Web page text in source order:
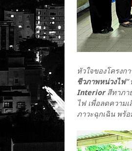
หัวใจของโครงก
ชีวภาพหน่วงไฟ”
Interiorสีทาภา
ไฟ เพื่อลดความ
ภาวะฉุกเฉิน พร้